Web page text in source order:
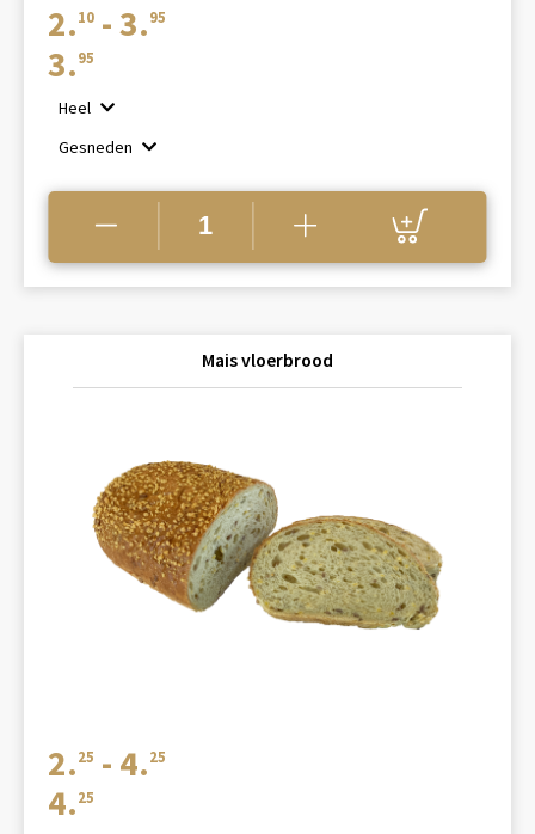
2. 10 -3. 95
3. 95
Heel
Gesneden
Mais vloerbrood
2. 25 - 4. 25
4. 25